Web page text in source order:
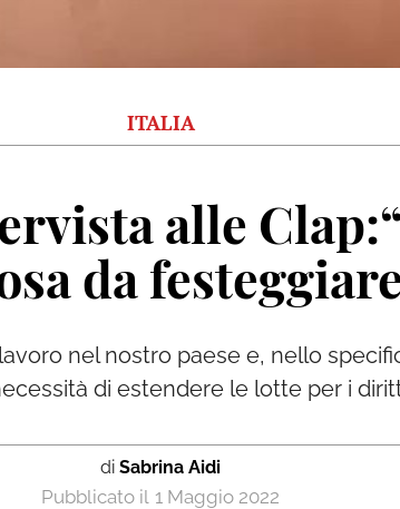
ITALIA
alle
da
nel nostro paese e, nello
di estendere le lotte per i
di Sabrina Aidi
1 Maggio 2022